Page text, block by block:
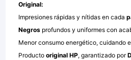
Original:
Impresiones rápidas y nítidas en cada
Negros profundos y uniformes con
Menor consumo energético, cuidando
Productooriginal HP, garantizado por